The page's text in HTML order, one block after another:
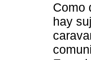
Como
hay